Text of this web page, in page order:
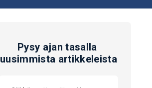
Pysy ajan tasalla
uusimmista artikkeleista